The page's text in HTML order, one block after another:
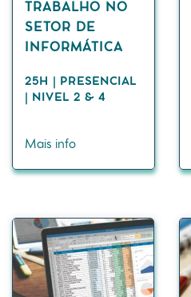
TRABALHO NO
SETOR DE
INFORMÁTICA
25H | PRESENCIAL
| NIVEL 2 & 4
Mais info